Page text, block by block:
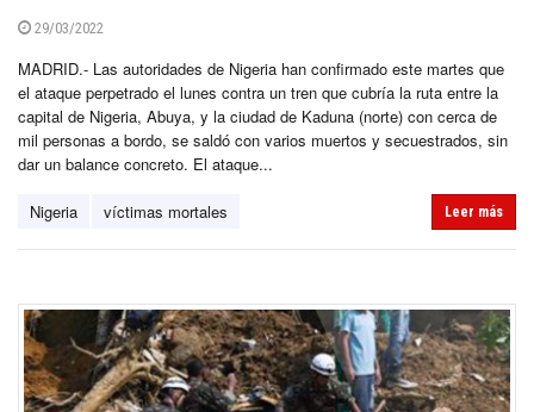
29/03/2022
MADRID.- Las autoridades de Nigeria han confirmado este martes que
el ataque perpetrado el lunes contra un tren que cubría la ruta entre la
capital de Nigeria, Abuya, y la ciudad de Kaduna (norte) con cerca de
mil personas a bordo, se saldó con varios muertos y secuestrados, sin
dar un balance concreto. El ataque...
Nigeria víctimas mortales Leer más